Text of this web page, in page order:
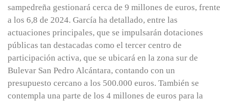
sampedreña gestionará cerca de 9 millones de euros, frente
a los 6,8 de 2024. García ha detallado, entre las
actuaciones principales, que se impulsarán dotaciones
públicas tan destacadas como el tercer centro de
participación activa, que se ubicará en la zona sur de
Bulevar San Pedro Alcántara, contando con un
presupuesto cercano a los 500.000 euros. También se
contempla una parte de los 4 millones de euros para la